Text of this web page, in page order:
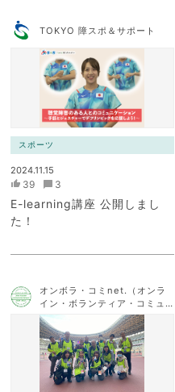
TOKYO 障スポ＆サポート
スポーツ
2024.11.15
39 3
E-learning講座 公開しまし
た！
オンボラ・コミnet.（オンラ
イン・ボランティア・コミュ
ニケーション・ネットワー
ク）